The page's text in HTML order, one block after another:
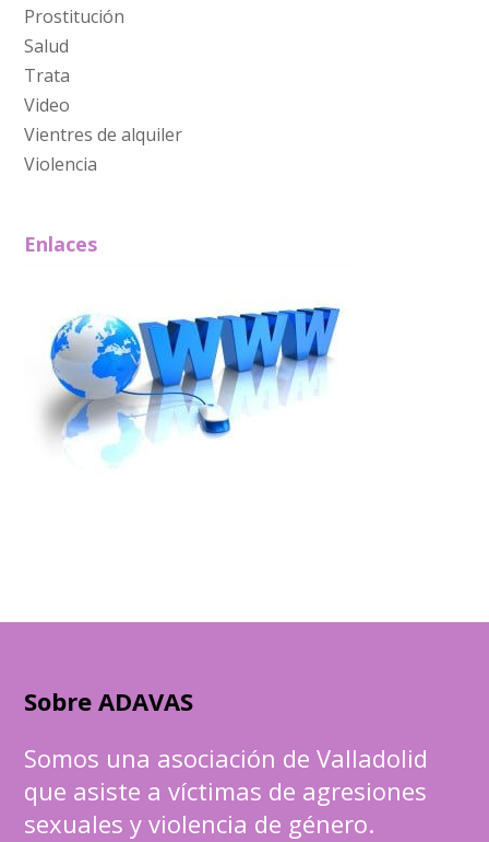
Prostitución
Salud
Trata
Video
Vientres de alquiler
Violencia
Enlaces
Sobre ADAVAS
Somos una asociación de Valladolid
que asiste a víctimas de agresiones
sexuales y violencia de género.